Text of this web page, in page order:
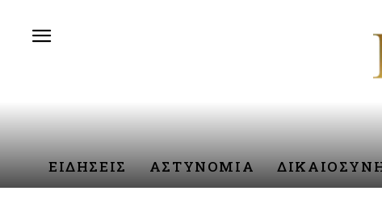
ΕΙΔΗΣΕΙΣ ΑΣΤΥΝΟΜΙΑ